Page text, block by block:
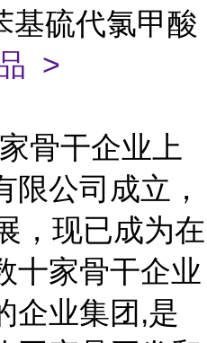
基硫代氯甲酸
>
骨干企业上
限公司成立，
，现已成为在
十家骨干企业
企业集团,是